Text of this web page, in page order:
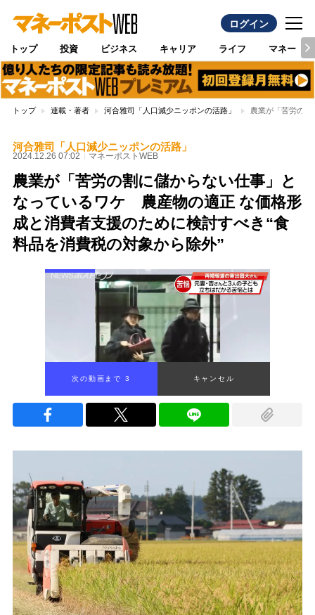
ログイン
トップ 投資 ビジネス キャリア ライフ マネー
トップ 連載・著者 河合雅司「人口減少ニッポンの活路」 農業が「苦労の
河合雅司「人口減少ニッポンの活路」
2024.12.26 07:02 マネーポストWEB
農業が「苦労の割に儲からない仕事」と
なっているワケ 農産物の適正 な価格形
成と消費者支援のために検討すべき“食
料品を消費税の対象から除外”
次の動画まで 2 キャンセル